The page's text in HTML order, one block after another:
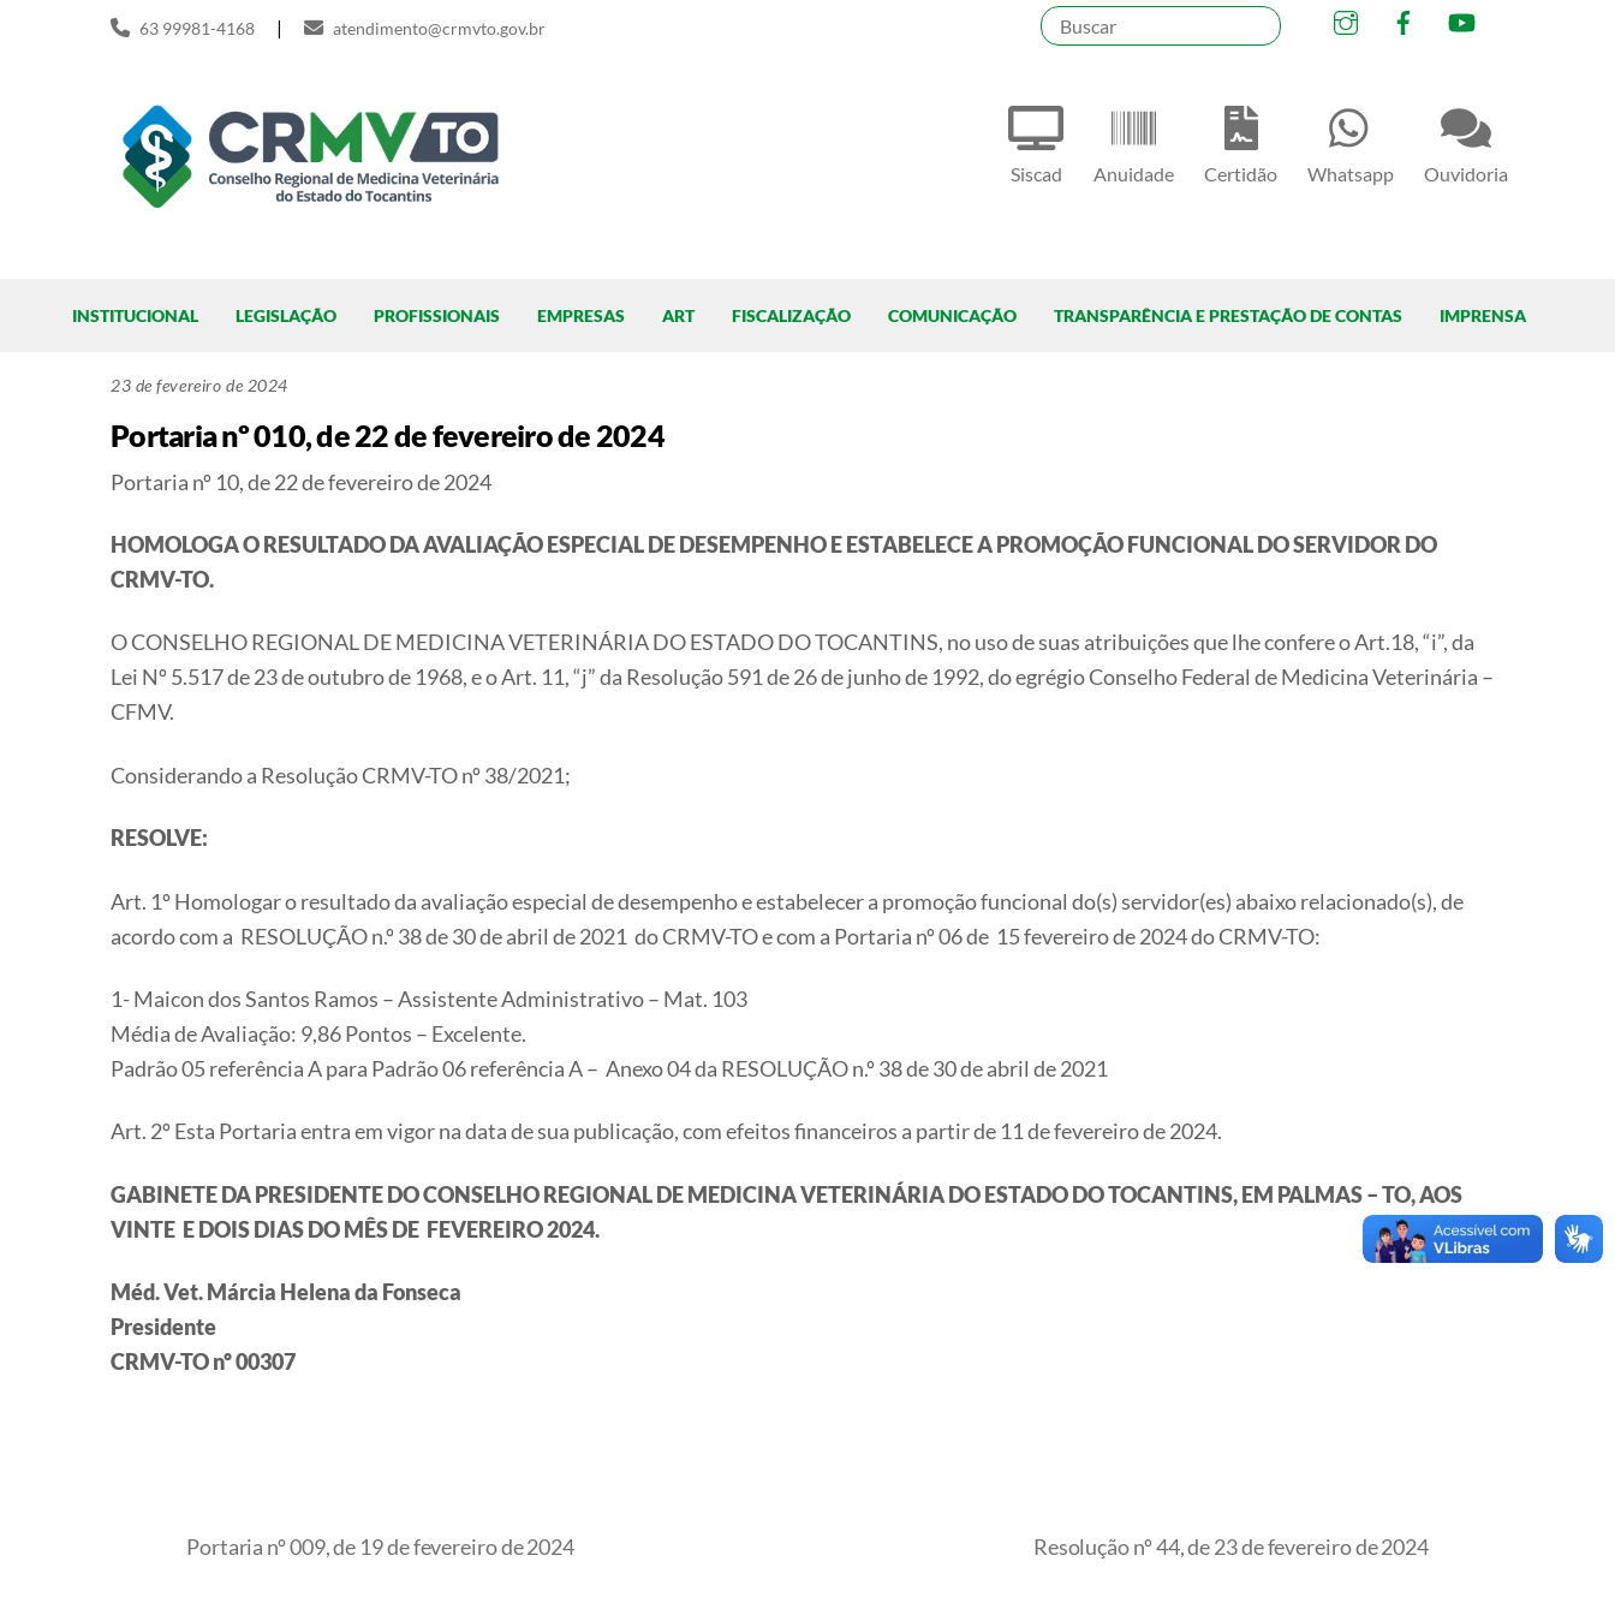
Siscad Anuidade Certidão Whatsapp Ouvidoria
InstagramFacebook
63 99981-4168 | atendimento@crmvto.gov.br
INSTITUCIONAL LEGISLAÇÃO PROFISSIONAIS EMPRESAS ART FISCALIZAÇÃO COMUNICAÇÃO TRANSPARÊNCIA E PRESTAÇÃO DE CONTAS IMPRENSA
23 de fevereiro de 2024
Portaria nº 010, de 22 de fevereiro de 2024
Portaria nº 10, de 22 de fevereiro de 2024
HOMOLOGA O RESULTADO DA AVALIAÇÃOESPECIAL DE DESEMPENHO E ESTABELECE A PROMOÇÃO FUNCIONAL DO SERVIDOR DO
CRMV-TO.
O CONSELHO REGIONAL DE MEDICINA VETERINÁRIA DO ESTADO DO TOCANTINS, no uso de suas atribuições que lhe confere o Art.18, “i”, da
Lei Nº 5.517 de 23 de outubro de 1968, e o Art. 11, “j” da Resolução 591 de 26 de junho de 1992, do egrégio Conselho Federal de Medicina Veterinária –
CFMV.
Considerando a Resolução CRMV-TO nº 38/2021;
RESOLVE:
Art. 1º Homologar o resultado da avaliação especial de desempenho e estabelecer a promoção funcional do(s) servidor(es) abaixo relacionado(s), de
acordo com a RESOLUÇÃO n.º 38 de 30 de abril de 2021 do CRMV-TO e com a Portaria nº 06 de 15 fevereiro de 2024 do CRMV-TO:
1- Maicon dos Santos Ramos – Assistente Administrativo – Mat. 103
Média de Avaliação: 9,86 Pontos – Excelente.
Padrão 05 referência A para Padrão 06 referência A – Anexo 04 da RESOLUÇÃO n.º 38 de 30 de abril de 2021
Art. 2º Esta Portaria entra em vigor na data de sua publicação, com efeitos financeiros a partir de 11 de fevereiro de 2024.
GABINETE DA PRESIDENTE DO CONSELHO REGIONAL DE MEDICINA VETERINÁRIA DO ESTADO DO TOCANTINS, EM PALMAS – TO, AOS
VINTE E DOIS DIAS DO MÊS DE FEVEREIRO 2024.
Méd. Vet. Márcia Helena da Fonseca
Presidente
CRMV-TO nº 00307
Portaria nº 009, de 19 de fevereiro de 2024 Resolução nº 44, de 23 de fevereiro de 2024